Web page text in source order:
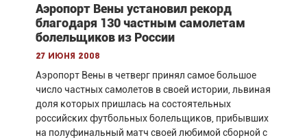
Аэропорт Вены установил рекорд
благодаря 130 частным самолетам
болельщиков из России
27 июня 2008
Аэропорт Вены в четверг принял самое большое
число частных самолетов в своей истории, львиная
доля которых пришлась на состоятельных
российских футбольных болельщиков, прибывших
на полуфинальный матч своей любимой сборной с